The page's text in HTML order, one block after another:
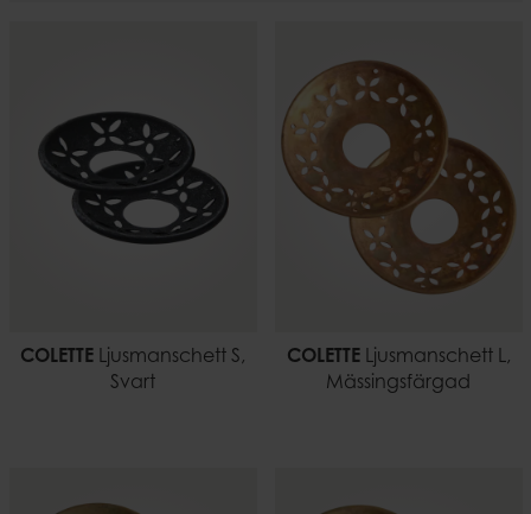
COLETTE Ljusmanschett S,
Svart
COLETTELjusmanschett L,
Mässingsfärgad